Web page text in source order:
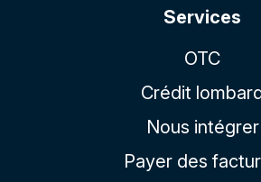
Services
OTC
Crédit
Nous intégrer
Payer des